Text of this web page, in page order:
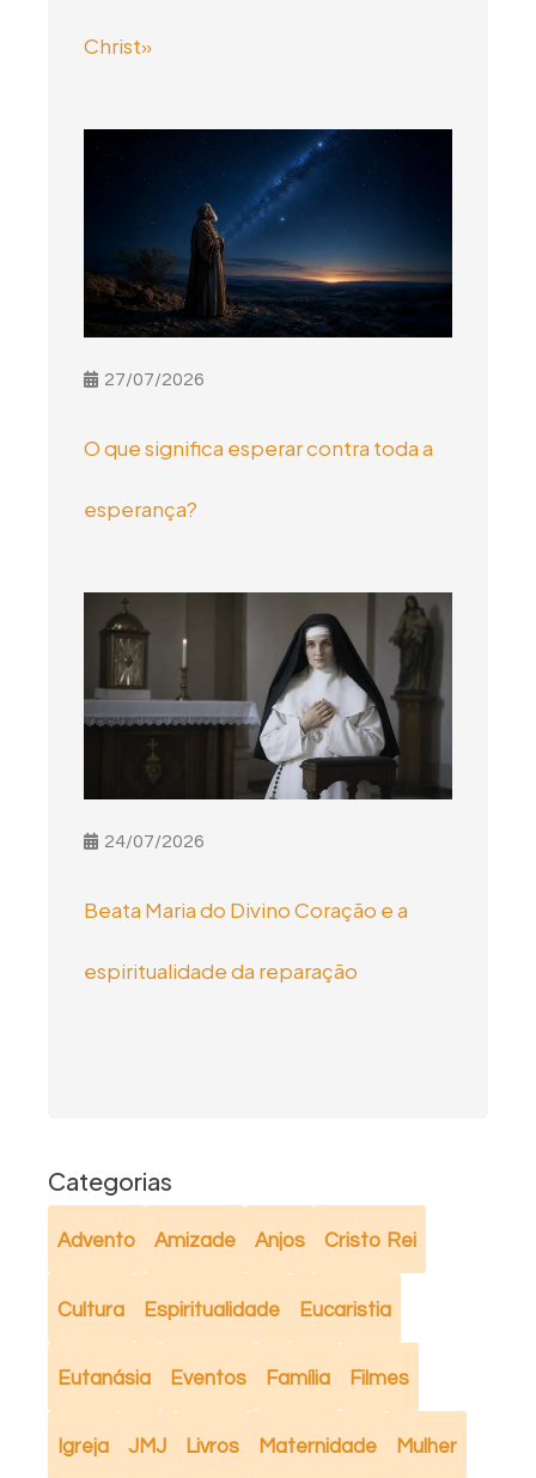
Christ»
27/07/2026
O que significa esperar contra toda a
esperança?
24/07/2026
Beata Maria do Divino Coração e a
espiritualidade da reparação
Categorias
Advento Amizade Anjos Cristo Rei
Cultura Espiritualidade Eucaristia
Eutanásia Eventos Família Filmes
Igreja JMJ Livros Maternidade Mulher